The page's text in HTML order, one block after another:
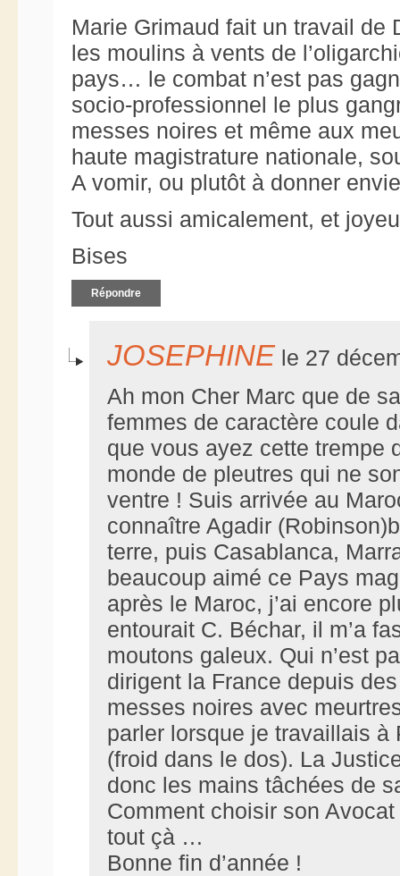
Marie Grimaud fait un travail de
les moulins à vents de
pays… le combat n’est pas
socio-professionnel le plus
messes noires et même aux
haute magistrature nationale,
A vomir, ou plutôt à donner
Tout aussi amicalement, et
Bises
Répondre
JOSEPHINE le 27
Ah mon Cher Marc que de
femmes de caractère coule
que vous ayez cette trempe
monde de pleutres qui ne
ventre ! Suis arrivée au
connaître Agadir
terre, puis Casablanca,
beaucoup aimé ce Pays
après le Maroc, j’ai encore
entourait C. Béchar, il m’a
moutons galeux. Qui n’est
dirigent la France depuis
messes noires avec
parler lorsque je travaillais
(froid dans le dos). La
donc les mains tâchées de
Comment choisir son Avocat
tout çà …
Bonne fin d’année !